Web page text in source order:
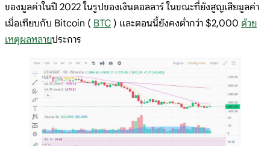
ของมูลค่าในปี 2022 ในรูปของเงินดอลลาร์ ในขณะที่ยังสูญเสียมูลค่า
เมื่อเทียบกับ Bitcoin ( BTC ) และตอนนี้ยังคงต่ำกว่า $2,000 ด้วย
เหตุผลหลายประการ